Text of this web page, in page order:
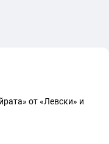
от «Левски» и